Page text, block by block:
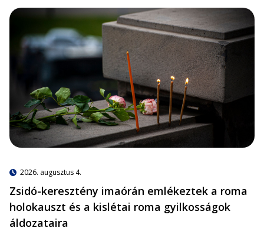
2026. augusztus 4.
Zsidó-keresztény imaórán emlékeztek a roma
holokauszt és a kislétai roma gyilkosságok
áldozataira